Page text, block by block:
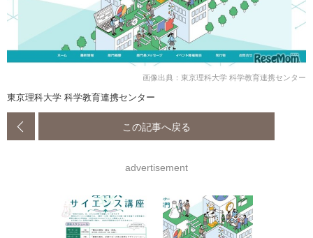
画像出典：東京理科大学 科学教育連携センター
東京理科大学 科学教育連携センター
この記事へ戻る
advertisement